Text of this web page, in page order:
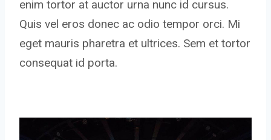
enim tortor at auctor urna nunc id cursus.
Quis vel eros donec ac odio tempor orci. Mi
eget mauris pharetra et ultrices. Sem et tortor
consequat id porta.